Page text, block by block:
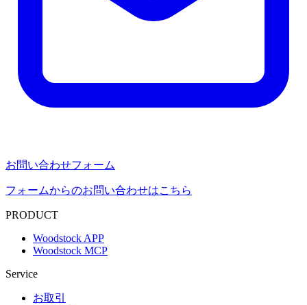
お問い合わせフォーム
フォームからのお問い合わせはこちら
PRODUCT
Woodstock APP
Woodstock MCP
Service
お取引